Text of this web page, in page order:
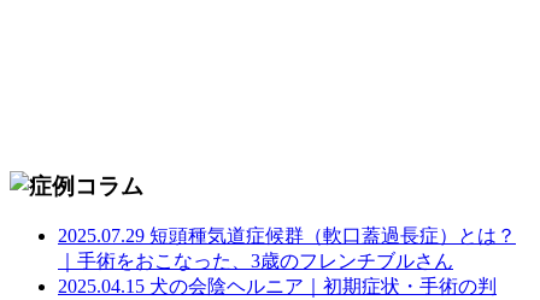
2025.07.29 短頭種気道症候群（軟口蓋過長症）とは？
｜手術をおこなった、3歳のフレンチブルさん
2025.04.15 犬の会陰ヘルニア｜初期症状・手術の判